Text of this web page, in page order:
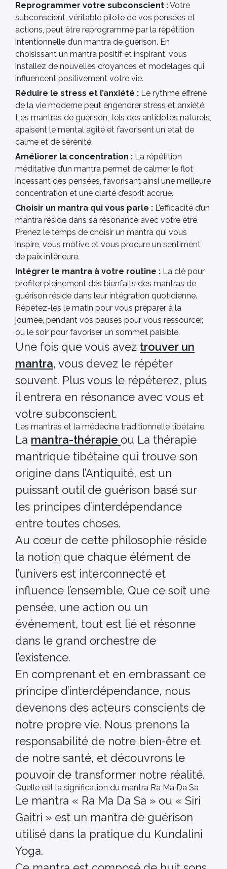
Reprogrammer votre subconscient :Votre
subconscient, véritable pilote de vos pensées et
actions, peut être reprogrammé par la répétition
intentionnelle d’un mantra de guérison. En
choisissant un mantra positif et inspirant, vous
installez de nouvelles croyances et modelages qui
influencent positivement votre vie.
Réduire le stress et l’anxiété : Le rythme effréné
de la vie moderne peut engendrer stress et anxiété.
Les mantras de guérison, tels des antidotes naturels,
apaisent le mental agité et favorisent un état de
calme et de sérénité.
Améliorer la concentration : La répétition
méditative d’un mantra permet de calmer le flot
incessant des pensées, favorisant ainsi une meilleure
concentration et une clarté d’esprit accrue.
Choisir un mantra qui vous parle : L’efficacité d’un
mantra réside dans sa résonance avec votre être.
Prenez le temps de choisir un mantra qui vous
inspire, vous motive et vous procure un sentiment
de paix intérieure.
Intégrer le mantra à votre routine : La clé pour
profiter pleinement des bienfaits des mantras de
guérison réside dans leur intégration quotidienne.
Répétez-les le matin pour vous préparer à la
journée, pendant vos pauses pour vous ressourcer,
ou le soir pour favoriser un sommeil paisible.
Une fois que vous avez trouver un
mantra, vous devez le répéter
souvent. Plus vous le répéterez, plus
il entrera en résonance avec vous et
votre subconscient.
Les mantras et la médecine traditionnelle tibétaine
La mantra-thérapie ou La thérapie
mantrique tibétaine qui trouve son
origine dans l’Antiquité, est un
puissant outil de guérison basé sur
les principes d’interdépendance
entre toutes choses.
Au cœur de cette philosophie réside
la notion que chaque élément de
l’univers est interconnecté et
influence l’ensemble. Que ce soit une
pensée, une action ou un
événement, tout est lié et résonne
dans le grand orchestre de
l’existence.
En comprenant et en embrassant ce
principe d’interdépendance, nous
devenons des acteurs conscients de
notre propre vie. Nous prenons la
responsabilité de notre bien-être et
de notre santé, et découvrons le
pouvoir de transformer notre réalité.
Quelle est la signification du mantra Ra Ma Da Sa
Le mantra « Ra Ma Da Sa » ou « Siri
Gaitri » est un mantra de guérison
utilisé dans la pratique du Kundalini
Yoga.